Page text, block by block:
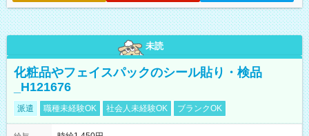
未読
化粧品やフェイスパックのシール貼り・検品
_H121676
派遣 職種未経験OK 社会人未経験OK ブランクOK